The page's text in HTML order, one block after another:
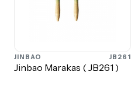
JINBAO JB261
Jinbao Marakas ( JB261 )